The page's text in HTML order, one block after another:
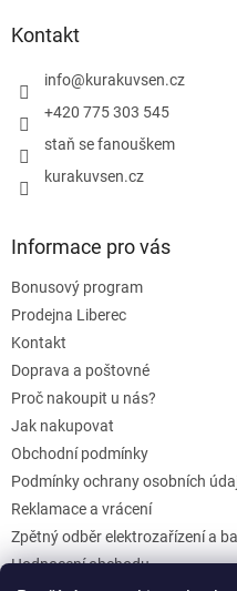
Kontakt
info@kurakuvsen.cz
+420 775 303 545
staň se fanouškem
kurakuvsen.cz
Informace pro vás
Bonusový program
Prodejna Liberec
Kontakt
Doprava a poštovné
Proč nakoupit u nás?
Jak nakupovat
Obchodní podmínky
Podmínky ochrany osobních
Reklamace a vrácení
Zpětný odběr elektrozařízení a
Hodnocení obchodu